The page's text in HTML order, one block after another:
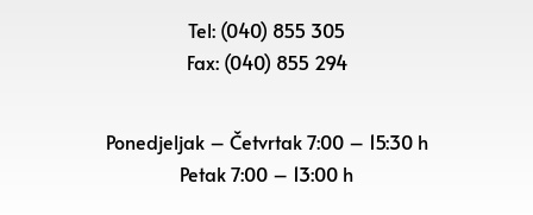
Tel: (040) 855 305
Fax: (040) 855 294
Ponedjeljak – Četvrtak 7:00 – 15:30 h
Petak7:00 – 13:00 h